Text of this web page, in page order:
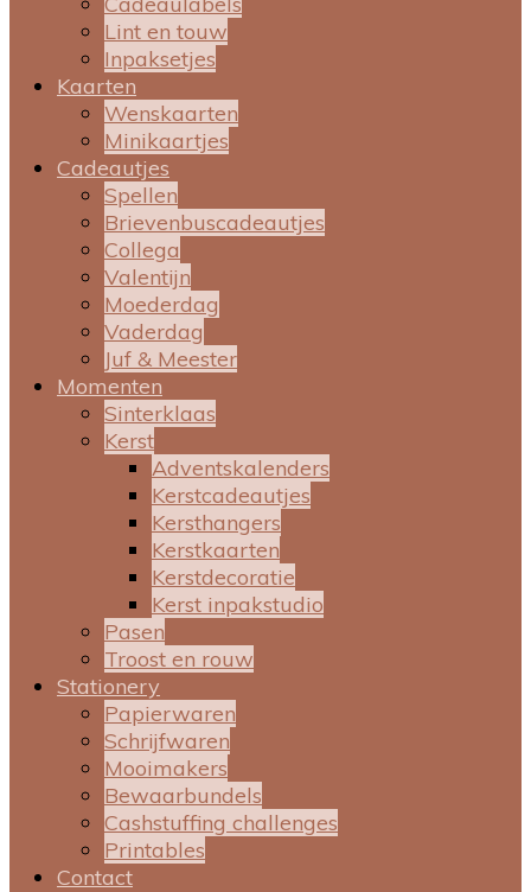
Lint en touw
Inpaksetjes
Kaarten
Wenskaarten
Minikaartjes
Cadeautjes
Spellen
Brievenbuscadeautjes
Collega
Valentijn
Moederdag
Vaderdag
Juf & Meester
Momenten
Sinterklaas
Kerst
Adventskalenders
Kerstcadeautjes
Kersthangers
Kerstkaarten
Kerstdecoratie
Kerst inpakstudio
Pasen
Troost en rouw
Stationery
Papierwaren
Schrijfwaren
Mooimakers
Bewaarbundels
Cashstuffing challenges
Printables
Contact